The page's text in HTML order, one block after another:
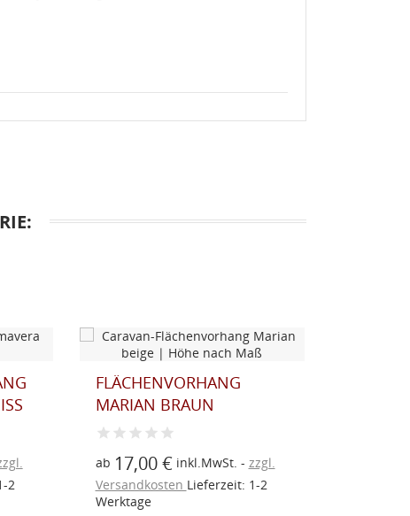
2
FLÄCHENVORHANG
MARIAN BRAUN
ab 17,00 € inkl.MwSt.
zzgl.
Versandkosten Lieferzeit: 1-2
Werktage